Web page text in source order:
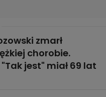
zmarł
chorobie.
jest" miał 69 lat